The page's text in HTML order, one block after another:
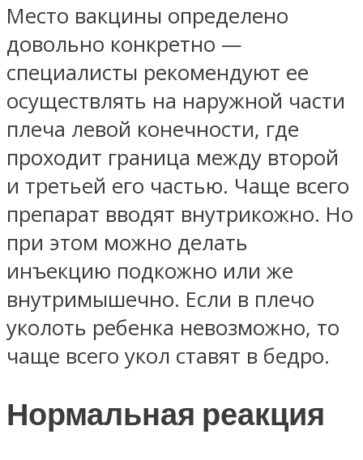
Место вакцины определено
довольно конкретно —
специалисты рекомендуют ее
осуществлять на наружной части
плеча левой конечности, где
проходит граница между второй
и третьей его частью. Чаще всего
препарат вводят внутрикожно. Но
при этом можно делать
инъекцию подкожно или же
внутримышечно. Если в плечо
уколоть ребенка невозможно, то
чаще всего укол ставят в бедро.
Нормальная реакция